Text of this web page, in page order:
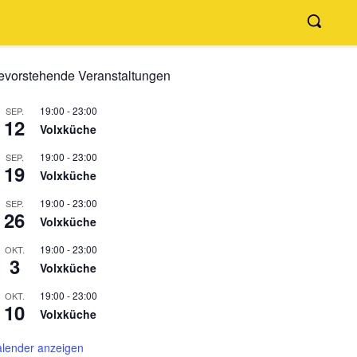
Veranstaltungen
SEP.
12
19:00 -23:00
Volxküche
SEP.
19
19:00 -23:00
Volxküche
SEP.
26
19:00 -23:00
Volxküche
OKT.
3
19:00 -23:00
Volxküche
OKT.
10
19:00 -23:00
Volxküche
anzeigen